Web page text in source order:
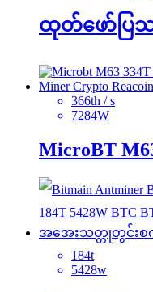
ထုတ်ဖော်ပြ
366th / s
7284W
MicroBT
184t
5428w